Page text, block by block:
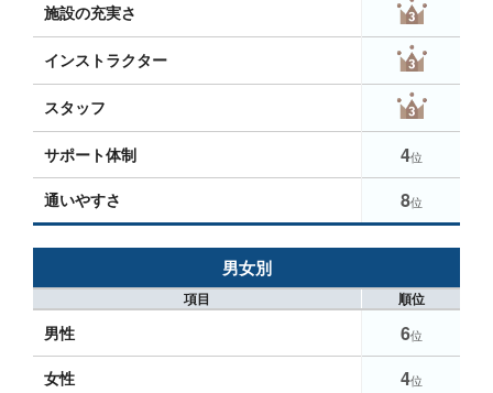
施設の充実さ
インストラクター
スタッフ
サポート体制 4位
通いやすさ 8位
男女別
項目 順位
男性 6位
女性 4位